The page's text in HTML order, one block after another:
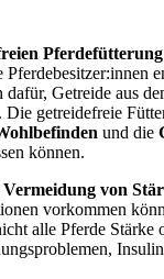
Pferdefütterung
Getreide aus
getreidefreie
und die
können.
Vermeidung von
vorkommen
alle Pferde Stärke